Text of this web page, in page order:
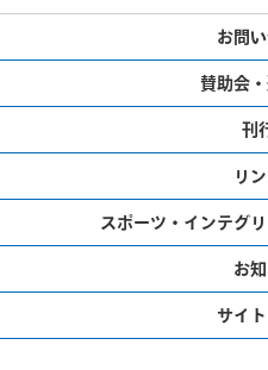
お問
賛助会
刊
リ
スポーツ・インテグ
お
サイ